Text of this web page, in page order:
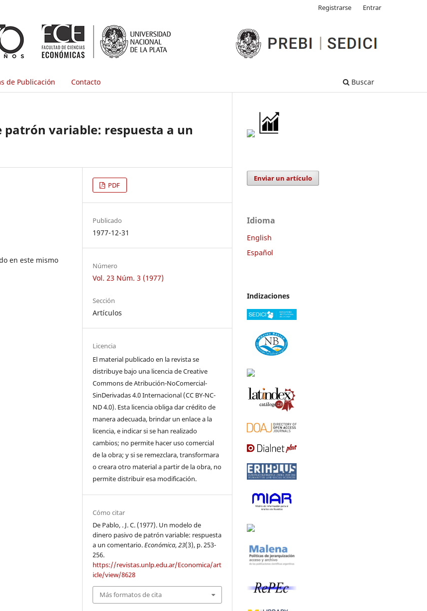
de Publicación Contacto Buscar
Registrarse Entrar
patrón variable: respuesta a un
en este mismo
PDF
Publicado
1977-12-31
Número
Vol. 23 Núm. 3 (1977)
Sección
Artículos
Licencia
El material publicado en la revista se
distribuye bajo una licencia de Creative
Commons de Atribución-NoComercial-
SinDerivadas 4.0 Internacional (CC BY-NC-
ND 4.0). Esta licencia obliga dar crédito de
manera adecuada, brindar un enlace a la
licencia, e indicar si se han realizado
cambios; no permite hacer uso comercial
de la obra; y si se remezclara, transformara
o creara otro material a partir de la obra, no
permite distribuir esa modificación.
Cómo citar
De Pablo, . J. C. (1977). Un modelo de
dinero pasivo de patrón variable: respuesta
a un comentario.Económica,23(3), p. 253-
256.
https://revistas.unlp.edu.ar/Economica/art
icle/view/8628
Más formatos de cita
Enviar un artículo
Idioma
English
Español
Indizaciones